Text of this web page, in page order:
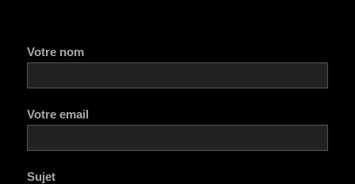
Votre nom
Votre email
Sujet